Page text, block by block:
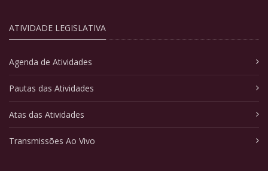
ATIVIDADE LEGISLATIVA
Agenda de Atividades
Pautas das Atividades
Atas das Atividades
Transmissões Ao Vivo